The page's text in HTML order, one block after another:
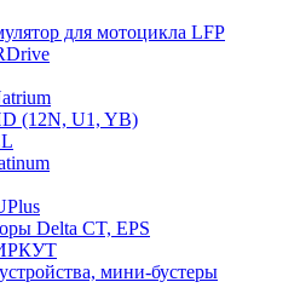
для мотоцикла LFP
(12N, U1, YB)
Delta CT, EPS
мини-бустеры